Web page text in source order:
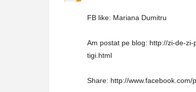
FB like: Mariana Dumitru
Am postat pe blog: http://zi-de-
tigi.html
Share: http://